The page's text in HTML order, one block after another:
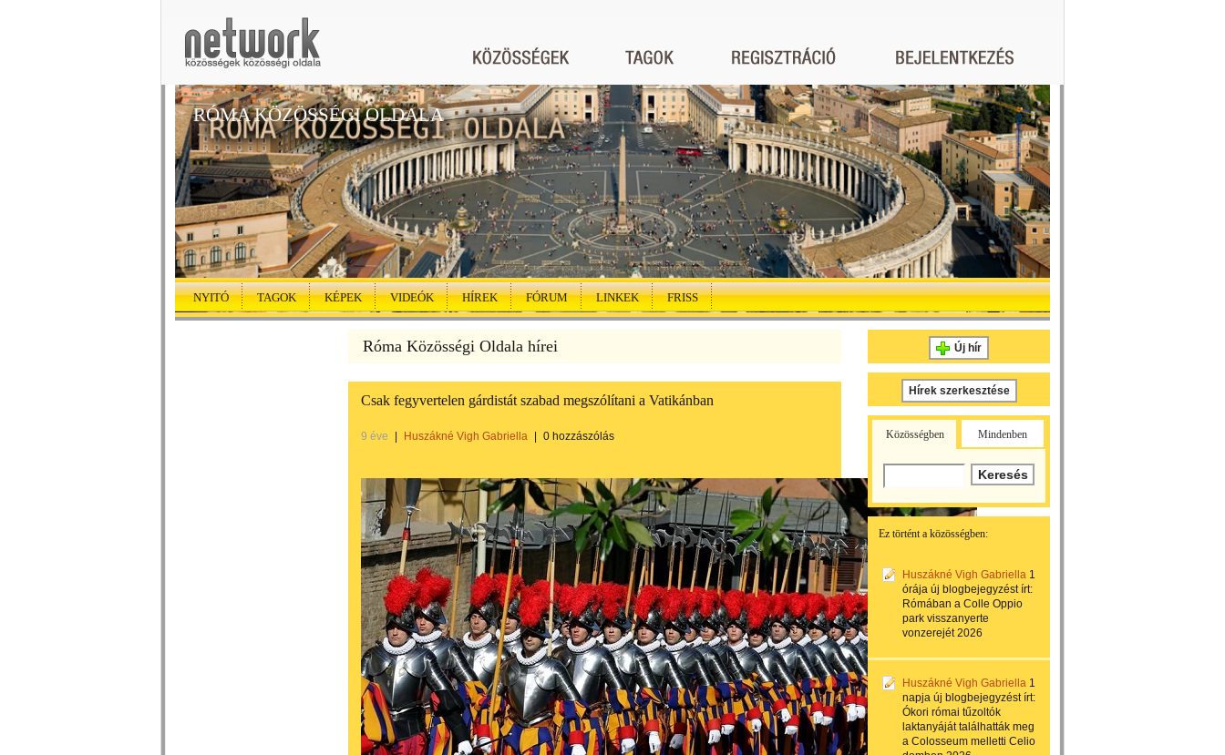
RÓMA KÖZÖSSÉGI OLDALA
NYITÓ TAGOK KÉPEK VIDEÓK HÍREK FÓRUM LINKEK FRISS
Róma Közösségi Oldala hírei
Csak fegyvertelen gárdistát szabad megszólítani a Vatikánban
9 éve Huszákné Vigh Gabriella 0 hozzászólás
Új hír
Hírek szerkesztése
Közösségben Mindenben
Ez történt a közösségben:
Huszákné Vigh Gabriella 1
órája új blogbejegyzést írt:
Rómában a Colle Oppio
park visszanyerte
vonzerejét 2026
Huszákné Vigh Gabriella 1
napja új blogbejegyzést írt:
Ókori római tűzoltók
laktanyáját találhatták meg
a Colosseum melletti Celio